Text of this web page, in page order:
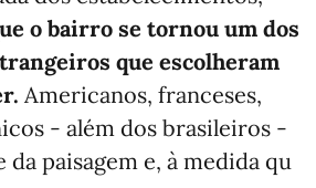
o bairro se tornou um dos
que escolheram
Americanos, franceses,
- além dos brasileiros -
paisagem e, à medida qu